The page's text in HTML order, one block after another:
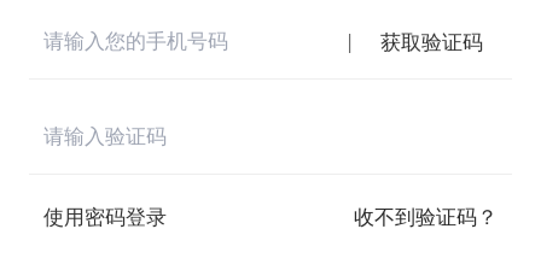
获取验证码
使用密码登录 收不到验证码？